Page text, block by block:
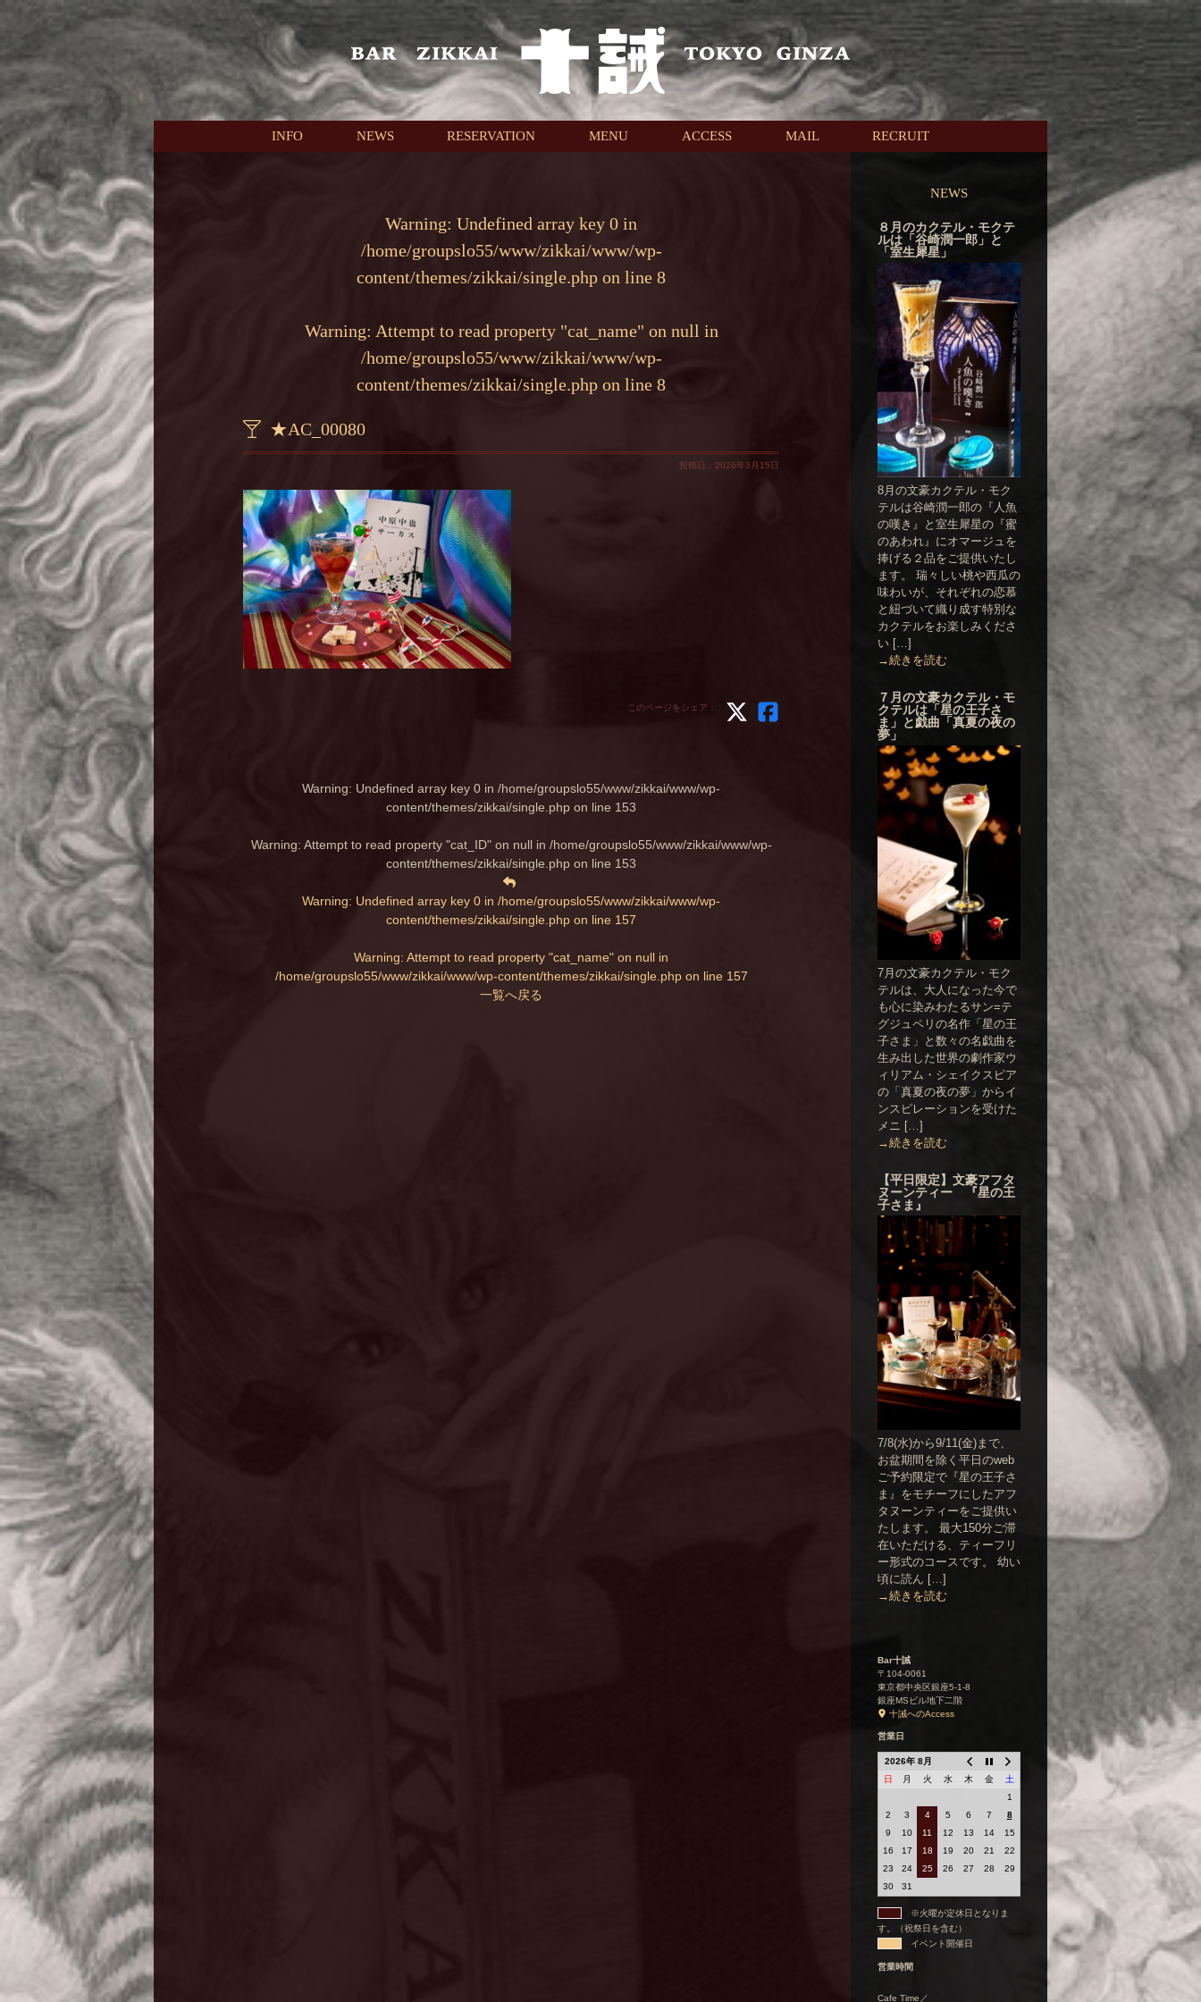
本文へスキップ
INFO NEWS RESERVATION MENU ACCESS MAIL RECRUIT
Warning: Undefined array key 0 in
/home/groupslo55/www/zikkai/www/wp-
content/themes/zikkai/single.php on line 8
Warning: Attempt to read property "cat_name" on null in
/home/groupslo55/www/zikkai/www/wp-
content/themes/zikkai/single.php on line 8
★AC_00080
投稿日：2026年3月15日
このページをシェア：
Warning: Undefined array key 0 in /home/groupslo55/www/zikkai/www/wp-
content/themes/zikkai/single.php on line 153
Warning: Attempt to read property "cat_ID" on null in /home/groupslo55/www/zikkai/www/wp-
content/themes/zikkai/single.php on line 153
Warning: Undefined array key 0 in /home/groupslo55/www/zikkai/www/wp-
content/themes/zikkai/single.php on line 157
Warning: Attempt to read property "cat_name" on null in
/home/groupslo55/www/zikkai/www/wp-content/themes/zikkai/single.phpon line 157
一覧へ戻る
NEWS
８月のカクテル・モクテ
ルは「谷崎潤一郎」と
「室生犀星」
8月の文豪カクテル・モク
テルは谷崎潤一郎の『人魚
の嘆き』と室生犀星の『蜜
のあわれ』にオマージュを
捧げる２品をご提供いたし
ます。 瑞々しい桃や西瓜の
味わいが、それぞれの恋慕
と紐づいて織り成す特別な
カクテルをお楽しみくださ
い […]
→続きを読む
７月の文豪カクテル・モ
クテルは「星の王子さ
ま」と戯曲「真夏の夜の
夢」
7月の文豪カクテル・モク
テルは、大人になった今で
も心に染みわたるサン=テ
グジュペリの名作「星の王
子さま」と数々の名戯曲を
生み出した世界の劇作家ウ
ィリアム・シェイクスピア
の「真夏の夜の夢」からイ
ンスピレーションを受けた
メニ […]
→続きを読む
【平日限定】文豪アフタ
ヌーンティー 『星の王
子さま』
7/8(水)から9/11(金)まで、
お盆期間を除く平日のweb
ご予約限定で『星の王子さ
ま』をモチーフにしたアフ
タヌーンティーをご提供い
たします。 最大150分ご滞
在いただける、ティーフリ
ー形式のコースです。 幼い
頃に読ん […]
→続きを読む
Bar十誡
〒104-0061
東京都中央区銀座5-1-8
銀座MSビル地下二階
十誡へのAccess
営業日
2026年 8月
日
月 火 水 木 金
土
1
2
3 4 5 6 7
8
9
10 11 12 13 14
15
16
17 18 19 20 21
22
23
24 25 26 27 28
29
30
31
※火曜が定休日となりま
す。（祝祭日を含む）
イベント開催日
営業時間
Cafe Time／